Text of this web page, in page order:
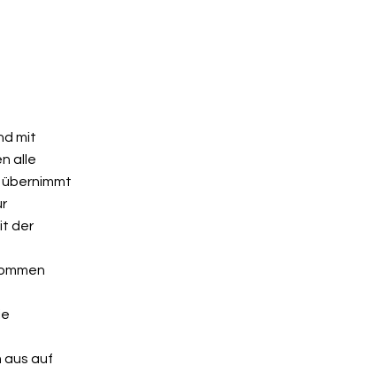
mit
alle
der
aus auf